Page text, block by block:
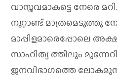
വാസ്തവമാകട്ടെ നേരെ
നൂറ്റാണ്ട് മാത്രമെടുത്തു
മാപ്പിളമാരെപ്പോലെ
സാഹിത്യ ത്തിലും
ജനവിഭാഗത്തെ